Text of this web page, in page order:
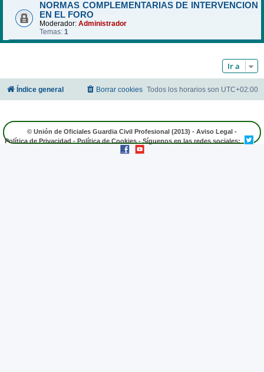
NORMAS COMPLEMENTARIAS DE INTERVENCION
EN EL FORO
Moderador: Administrador
Temas: 1
Ir a
Índice general Todos los horarios son UTC+02:00
Borrar cookies
© Unión de Oficiales Guardia Civil Profesional (2013) - Aviso Legal -
Política de Privacidad - Política de Cookies - Síguenos en las redes sociales: